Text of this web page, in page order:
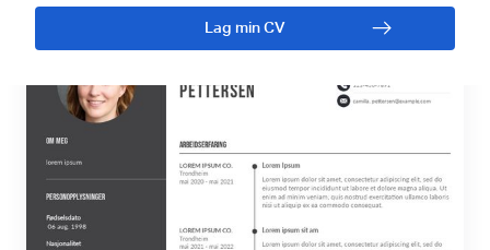
Lag min CV